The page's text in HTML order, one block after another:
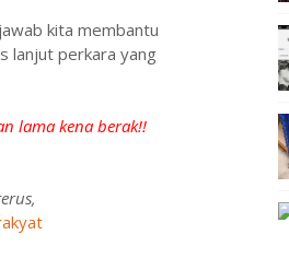
kita membantu
lanjut perkara yang
lama kena berak!!